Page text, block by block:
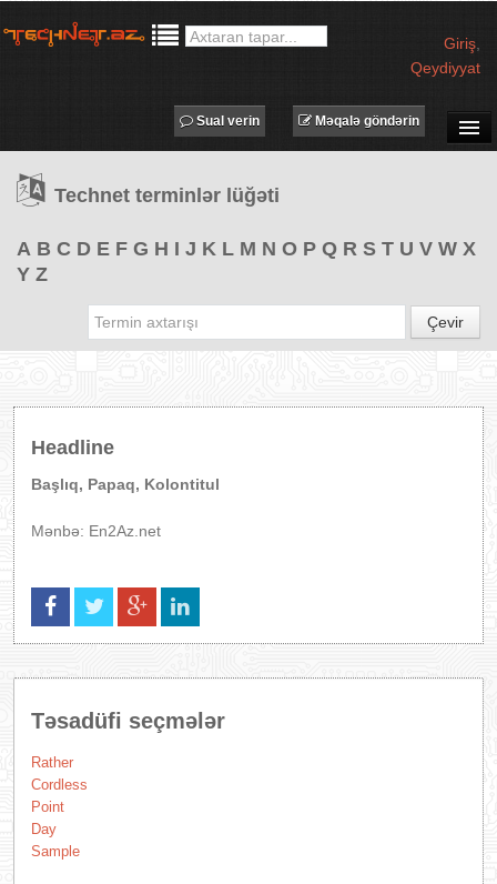
Giriş
Qeydiyyat
TƏDBİRLƏR
PROQRAMLAR
Məqalə göndərin
Sual verin
Technet terminlər lüğəti
A B C D E F G H I J K L M N O P Q R S T U V W X
Y Z
Çevir
Headline
Başlıq, Papaq, Kolontitul
Mənbə: En2Az.net
Təsadüfi seçmələr
Rather
Cordless
Point
Day
Sample